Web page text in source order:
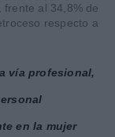
al 34,8% de
respecto a
vía profesional,
en la mujer